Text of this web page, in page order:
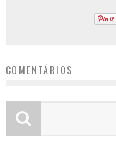
COMENTÁRIOS